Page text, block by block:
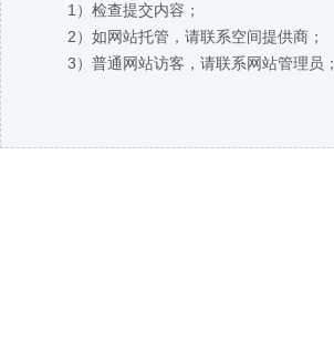
1）检查提交内容；
2）如网站托管，请联系空间提供商；
3）普通网站访客，请联系网站管理员；